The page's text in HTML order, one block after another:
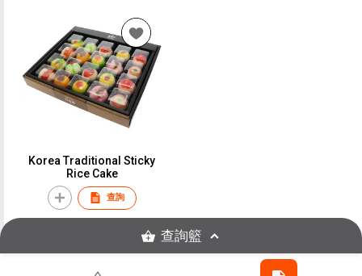
Korea Traditional Sticky
Rice Cake
查詢
查詢籃